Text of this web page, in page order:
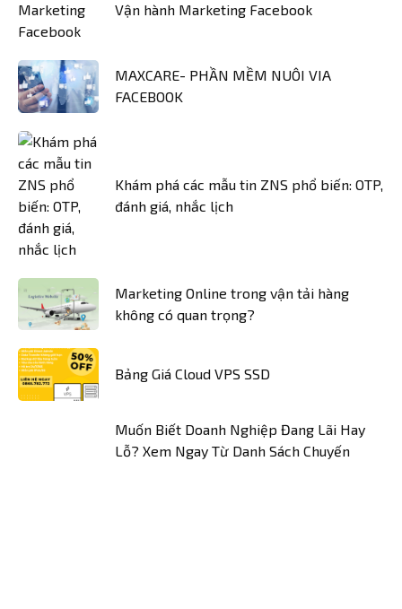
Vận hành Marketing Facebook
MAXCARE- PHẦN MỀM NUÔI VIA
FACEBOOK
Khám phá các mẫu tin ZNS phổ biến: OTP,
đánh giá, nhắc lịch
Marketing Online trong vận tải hàng
không có quan trọng?
Bảng Giá Cloud VPS SSD
Muốn Biết Doanh Nghiệp Đang Lãi Hay
Lỗ? Xem Ngay Từ Danh Sách Chuyến